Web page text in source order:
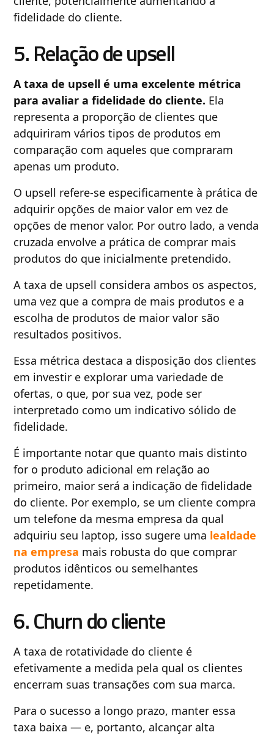
fidelidade do cliente.
5. Relação de upsell
A taxa de upsell é uma excelente métrica
para avaliar a fidelidade do cliente. Ela
representa a proporção de clientes que
adquiriram vários tipos de produtos em
comparação com aqueles que compraram
apenas um produto.
O upsell refere-se especificamente à prática de
adquirir opções de maior valor em vez de
opções de menor valor. Por outro lado, a venda
cruzada envolve a prática de comprar mais
produtos do que inicialmente pretendido.
A taxa de upsell considera ambos os aspectos,
uma vez que a compra de mais produtos e a
escolha de produtos de maior valor são
resultados positivos.
Essa métrica destaca a disposição dos clientes
em investir e explorar uma variedade de
ofertas, o que, por sua vez, pode ser
interpretado como um indicativo sólido de
fidelidade.
É importante notar que quanto mais distinto
for o produto adicional em relação ao
primeiro, maior será a indicação de fidelidade
do cliente. Por exemplo, se um cliente compra
um telefone da mesma empresa da qual
adquiriu seu laptop, isso sugere uma lealdade
na empresa mais robusta do que comprar
produtos idênticos ou semelhantes
repetidamente.
6. Churn do cliente
A taxa de rotatividade do cliente é
efetivamente a medida pela qual os clientes
encerram suas transações com sua marca.
Para o sucesso a longo prazo, manter essa
taxa baixa — e, portanto, alcançar alta